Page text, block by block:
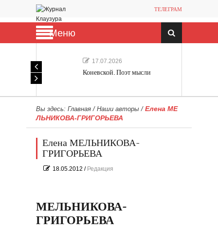
ТЕЛЕГРАМ
Меню
17.07.2026
Коневской. Поэт мысли
Вы здесь: Главная / Наши авторы / Елена МЕ
ЛЬНИКОВА-ГРИГОРЬЕВА
Елена МЕЛЬНИКОВА-
ГРИГОРЬЕВА
18.05.2012 / Редакция
МЕЛЬНИКОВА-
ГРИГОРЬЕВА